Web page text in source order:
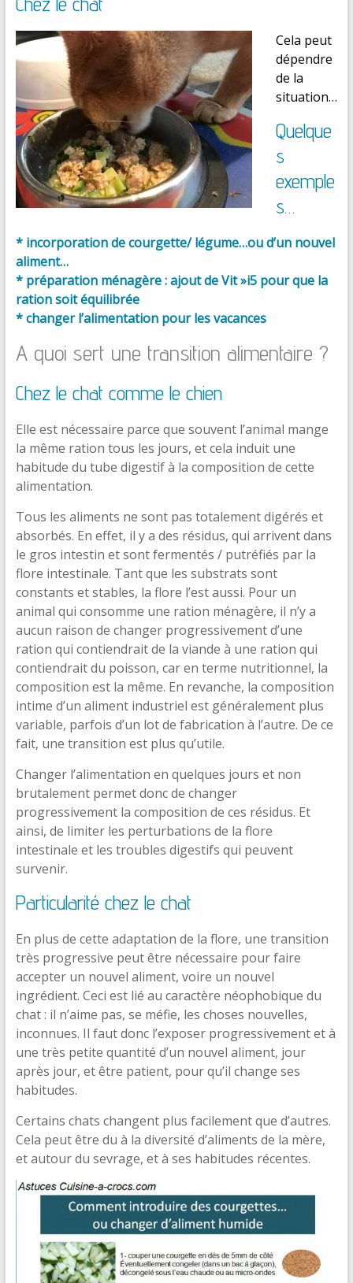
Cela peut
dépendre
de la
situation…
Quelque
s
exemple
s…
* incorporation de courgette/ légume…ou d’un nouvel
aliment…
* préparation ménagère : ajout de Vit »i5 pour que la
ration soit équilibrée
*changer l’alimentation pour les vacances
A quoi sert une transition alimentaire ?
Chez le chat comme le chien
Elle est nécessaire parce que souvent l’animal mange
la même ration tous les jours, et cela induit une
habitude du tube digestif à la composition de cette
alimentation.
Tous les aliments ne sont pas totalement digérés et
absorbés. En effet, il y a des résidus, qui arrivent dans
le gros intestin et sont fermentés / putréfiés par la
flore intestinale. Tant que les substrats sont
constants et stables, la flore l’est aussi. Pour un
animal qui consomme une ration ménagère, il n’y a
aucun raison de changer progressivement d’une
ration qui contiendrait de la viande à une ration qui
contiendrait du poisson, car en terme nutritionnel, la
composition est la même. En revanche, la composition
intime d’un aliment industriel est généralement plus
variable, parfois d’un lot de fabrication à l’autre. De ce
fait, une transition est plus qu’utile.
Changer l’alimentation en quelques jours et non
brutalement permet donc de changer
progressivement la composition de ces résidus. Et
ainsi, de limiter les perturbations de la flore
intestinale et les troubles digestifs qui peuvent
survenir.
Particularité chez le chat
En plus de cette adaptation de la flore, une transition
très progressive peut être nécessaire pour faire
accepter un nouvel aliment, voire un nouvel
ingrédient. Ceci est lié au caractère néophobique du
chat : il n’aime pas, se méfie, les choses nouvelles,
inconnues. Il faut donc l’exposer progressivement et à
une très petite quantité d’un nouvel aliment, jour
après jour, et être patient, pour qu’il change ses
habitudes.
Certains chats changent plus facilement que d’autres.
Cela peut être du à la diversité d’aliments de la mère,
et autour du sevrage, et à ses habitudes récentes.